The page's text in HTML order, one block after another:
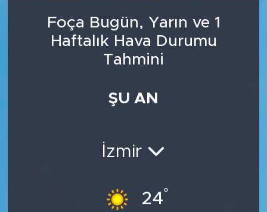
Foça Bugün, Yarın ve 1
Haftalık Hava Durumu
Tahmini
ŞU AN
İzmir
24°